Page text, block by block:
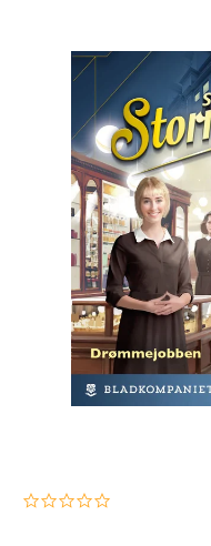
Elizabeth Strout
Hitster
Hypopressiv
The Housemaid
0.0